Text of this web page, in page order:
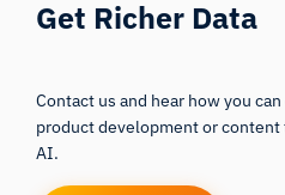
Get Richer Data
Contact us and hear how you
product development or
AI.